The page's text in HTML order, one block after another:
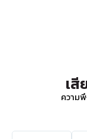
เ
ความ